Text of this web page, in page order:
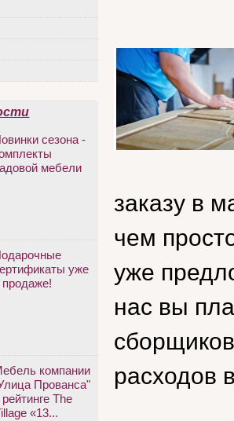
заказу в
чем
уже
нас вы
расходов
сезона -
мебели
уже
продаже!
компании
Прованса"
рейтинге The
«13...